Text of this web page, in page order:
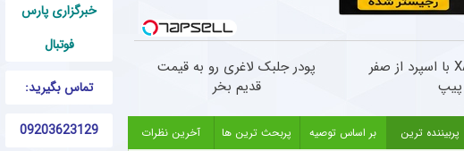
خبرگزاری پارس
فوتبال
تماس بگیرید:
09203623129
ترید XAUUSD با اسپرد از صفر
پیپ
پودر جلبک لاغری رو به قیمت
قدیم بخر
پربیننده ترین بر اساس توصیه پربحث ترین ها آخرین نظرات